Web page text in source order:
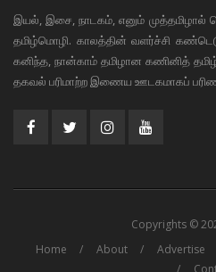
இயல், இசை, நாடகம், எனும் முத்தமிழால்
தமிழ்மொழி. காலத்தின் வளர்ச்சி
கனிந்த, நான்காம் தமிழான கணினித்
தகவல் பரிமாற்ற இணைய ஊடகமாகப்
Copyrights ©
Home
About Advertise